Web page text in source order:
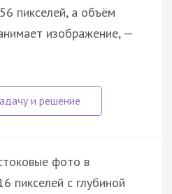
пикселей, а объём
изображение, —
фото в
пикселей с глубиной